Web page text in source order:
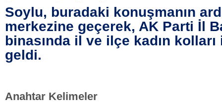
Soylu, buradaki konuşmanın
merkezine geçerek, AK Parti İl
binasında il ve ilçe kadın
geldi.
Anahtar Kelimeler